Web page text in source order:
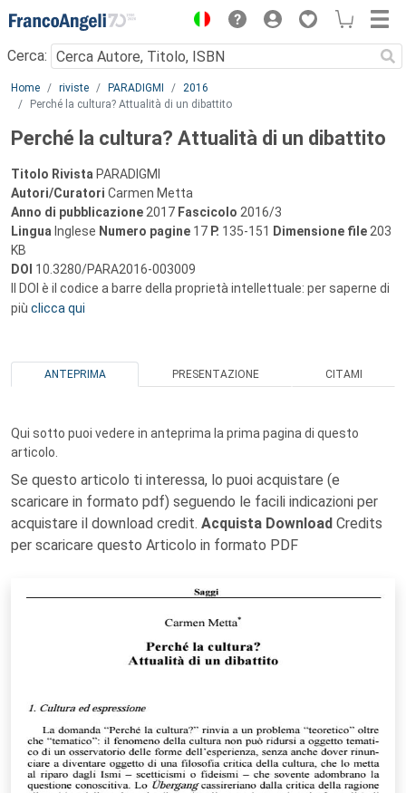
Menu
Cerca:
Main content
Home riviste PARADIGMI
2016
Perché la cultura? Attualità di un dibattito
Perché la cultura? Attualità di un dibattito
Titolo Rivista PARADIGMI
Autori/Curatori Carmen Metta
Anno di pubblicazione 2017 Fascicolo 2016/3
Lingua Inglese Numero pagine 17 P. 135-151 Dimensione file 203
KB
DOI 10.3280/PARA2016-003009
Il DOI è il codice a barre della proprietà intellettuale: per saperne di
più clicca qui
ANTEPRIMA PRESENTAZIONE CITAMI
Qui sotto puoi vedere in anteprima la prima pagina di questo
articolo.
Se questo articolo ti interessa, lo puoi acquistare (e
scaricare in formato pdf) seguendo le facili indicazioni per
acquistare il download credit. Acquista Download Credits
per scaricare questo Articolo in formato PDF